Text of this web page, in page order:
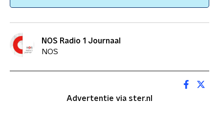
NOS Radio 1 Journaal
NOS
Advertentie via ster.nl